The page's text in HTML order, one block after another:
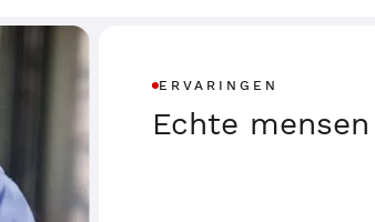
ERVARINGEN
Echte